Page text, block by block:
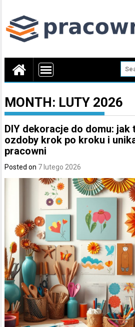
MONTH: LUTY 2026
DIY dekoracje do domu:
ozdoby krok po kroku i
pracowni
Posted on 7 lutego 2026